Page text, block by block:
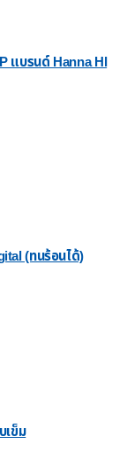
แบรนด์ Hanna HI
(ทนร้อนได้)
เข็ม